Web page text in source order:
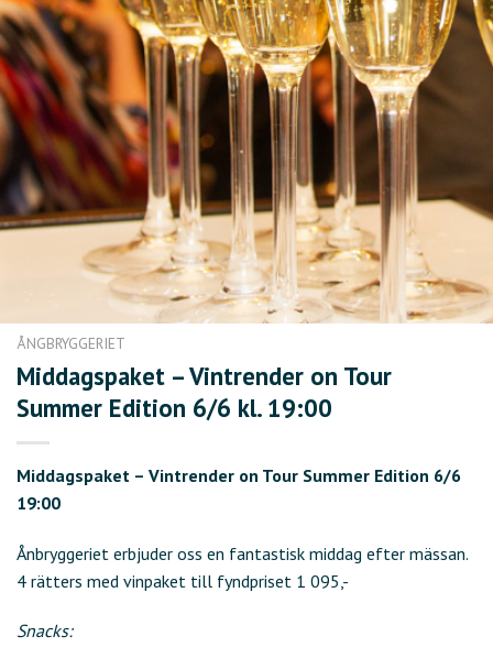
ÅNGBRYGGERIET
Middagspaket – Vintrender on Tour
Summer Edition 6/6 kl. 19:00
Middagspaket – Vintrender on Tour Summer Edition 6/6
19:00
Ånbryggeriet erbjuder oss en fantastisk middag efter mässan.
4 rätters med vinpaket till fyndpriset 1 095,-
Snacks: